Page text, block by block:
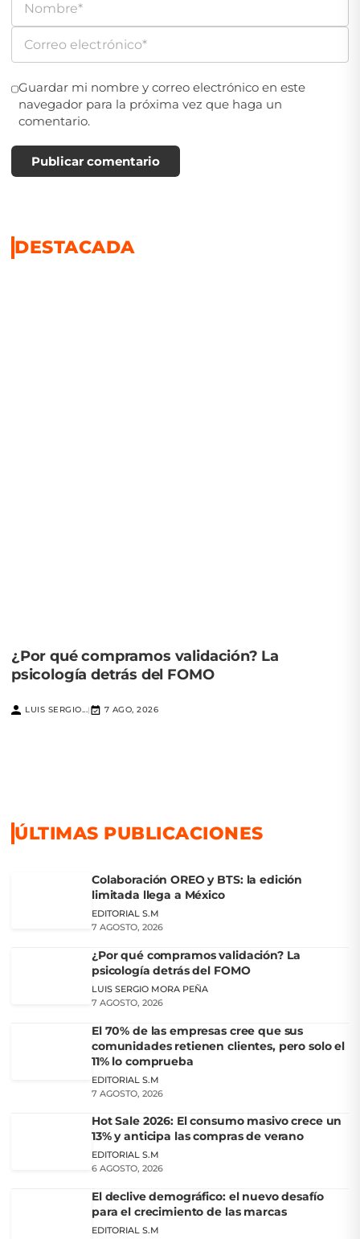
Guardar mi nombre y correo electrónico en este
navegador para la próxima vez que haga un
comentario.
Publicar comentario
DESTACADA
¿Por qué compramos validación? La
psicología detrás del FOMO
LUIS SERGIO...| 7 AGO, 2026
ÚLTIMAS PUBLICACIONES
Colaboración OREO y BTS: la edición
limitada llega a México
EDITORIAL S.M
7 AGOSTO, 2026
¿Por qué compramos validación? La
psicología detrás del FOMO
LUIS SERGIO MORA PEÑA
7 AGOSTO, 2026
El 70% de las empresas cree que sus
comunidades retienen clientes, pero solo el
11% lo comprueba
EDITORIAL S.M
7 AGOSTO, 2026
Hot Sale 2026: El consumo masivo crece un
13% y anticipa las compras de verano
EDITORIAL S.M
6 AGOSTO, 2026
El declive demográfico: el nuevo desafío
para el crecimiento de las marcas
EDITORIAL S.M